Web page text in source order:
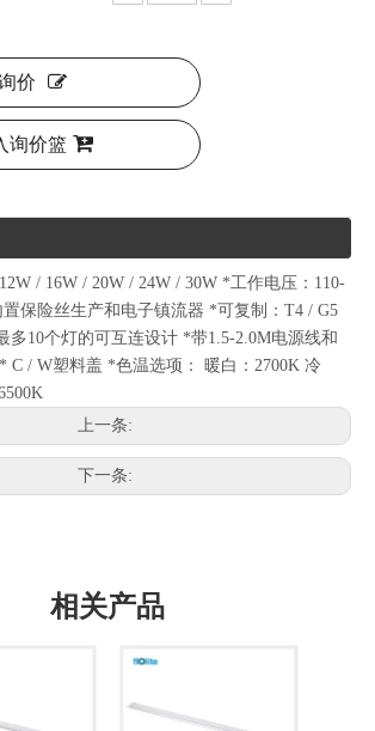
价
询价篮
/ 16W / 20W / 24W / 30W *工作电压：110-
置保险丝生产和电子镇流器 *可复制：T4 / G5
多10个灯的可互连设计 *带1.5-2.0M电源线和
C / W塑料盖 *色温选项： 暖白：2700K 冷
上一条:
下一条:
相关产品